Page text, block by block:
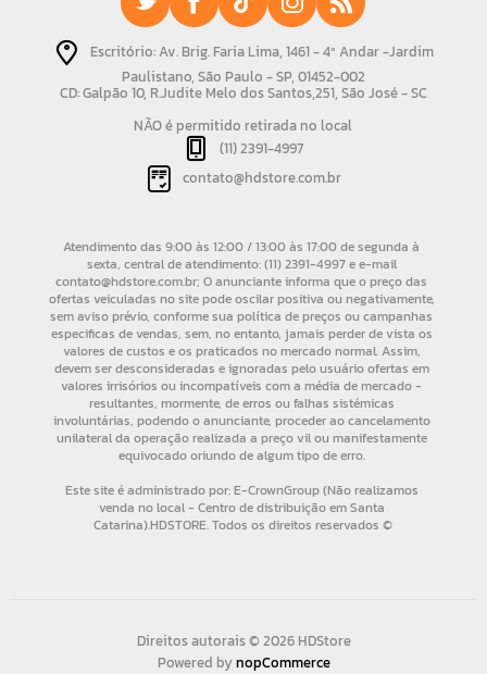
Escritório: Av. Brig. Faria Lima, 1461 - 4º Andar -Jardim
Paulistano, São Paulo - SP, 01452-002
CD: Galpão 10, R.Judite Melo dos Santos,251, São José - SC
NÃO é permitido retirada no local
(11) 2391-4997
contato@hdstore.com.br
Direitos autorais © 2026 HDStore
Powered bynopCommerce